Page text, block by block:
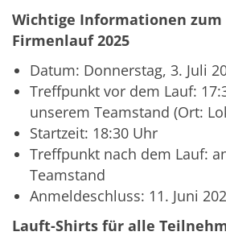
Wichtige Informationen zum
Firmenlauf 2025
Datum: Donnerstag, 3. Juli
Treffpunkt vor dem Lauf:
unserem Teamstand (Ort:
Startzeit: 18:30 Uhr
Treffpunkt nach dem Lauf:
Teamstand
Anmeldeschluss: 11. Juni
Lauft-Shirts für alle